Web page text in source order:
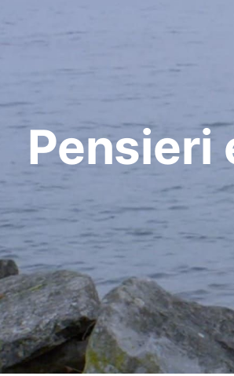
Pensieri